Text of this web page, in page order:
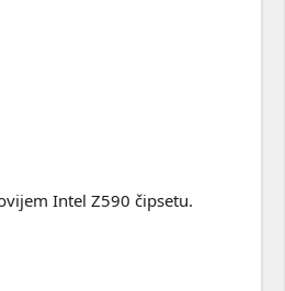
Intel Z590 čipsetu.